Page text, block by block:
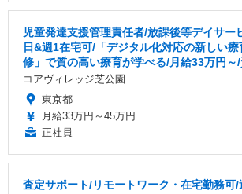
児童発達支援管理責任者/放課後等デイサー
日&週1在宅可/「デジタル化対応の新しい
修」で質の高い療育が学べる/月給33万円～
コアヴィレッジ芝公園
東京都
月給33万円～45万円
正社員
査定サポート/リモートワーク・在宅勤務可/